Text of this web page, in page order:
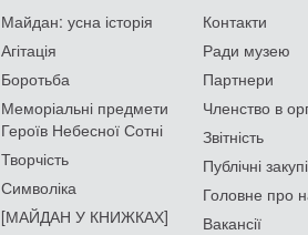
Майдан: усна історія
Агітація
Боротьба
Меморіальні предмети
Героїв Небесної Сотні
Творчість
Символіка
[МАЙДАН У КНИЖКАХ]
Контакти
Ради музею
Партнери
Членство в
Звітність
Публічні
Головне про
Вакансії